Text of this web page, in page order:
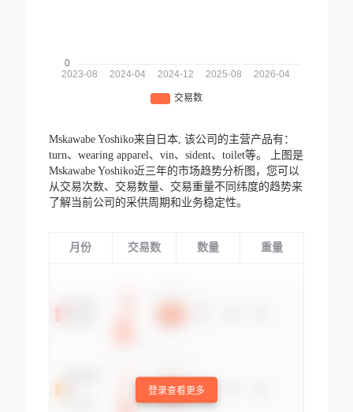
Mskawabe Yoshiko来自日本, 该公司的主营产品有：
turn、wearing apparel、vin、sident、toilet等。
上图是
Mskawabe Yoshiko近三年的市场趋势分析图，您可以
从交易次数、交易数量、交易重量不同纬度的趋势来
了解当前公司的采供周期和业务稳定性。
月份 交易数 数量 重量
登录查看更多